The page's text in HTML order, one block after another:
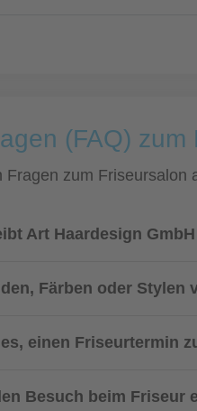
(FAQ) zum
zum Friseursalon
Art Haardesign
Färben oder Stylen
einen Friseurtermin
Besuch beim Friseur